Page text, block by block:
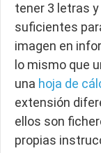
tener 3 letras
suficientes
imagen en
lo mismo que
una hoja de
extensión
ellos son
propias